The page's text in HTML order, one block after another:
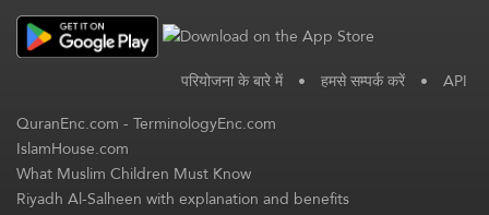
परियोजना के बारे में • हमसे सम्पर्क करें • API
QuranEnc.com-TerminologyEnc.com
IslamHouse.com
What Muslim Children Must Know
Riyadh Al-Salheen with explanation and benefits